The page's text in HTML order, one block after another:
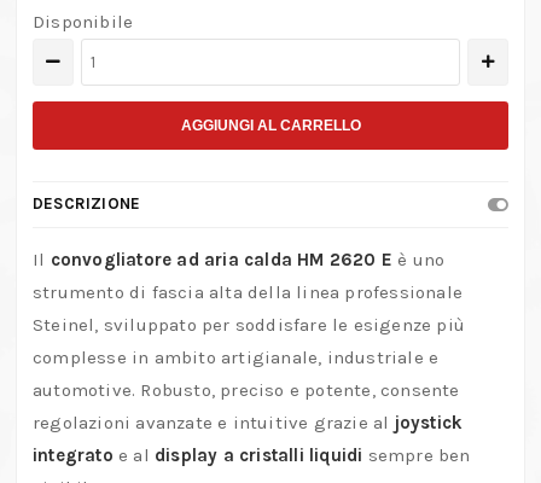
Disponibile
Convogliatore
Calda
HM
2620
2300W
700°C
AGGIUNGI AL CARRELLO
DESCRIZIONE
Il convogliatore ad aria calda HM 2620 E è uno
strumento di fascia alta della linea professionale
Steinel, sviluppato per soddisfare le esigenze più
complesse in ambito artigianale, industriale e
automotive. Robusto, preciso e potente, consente
regolazioni avanzate e intuitive grazie al joystick
integrato e al display a cristalli liquidi sempre ben